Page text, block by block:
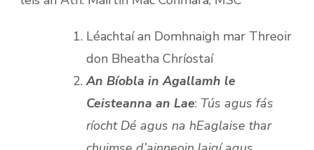
Léachtaí an Domhnaigh mar Threoir
don Bheatha Chríostaí
An Bíobla in Agallamh le
Ceisteanna an Lae: Tús agus fás
ríocht Dé agus na hEaglaise thar